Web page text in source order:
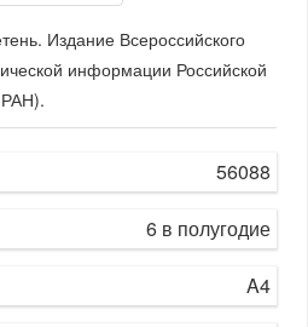
Издание Всероссийского
информации Российской
56088
6 в полугодие
A4